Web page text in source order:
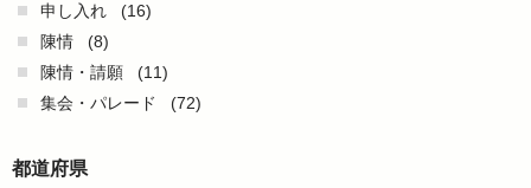
申し入れ
(16)
陳情
(8)
陳情・請願
(11)
集会・パレード
(72)
都道府県